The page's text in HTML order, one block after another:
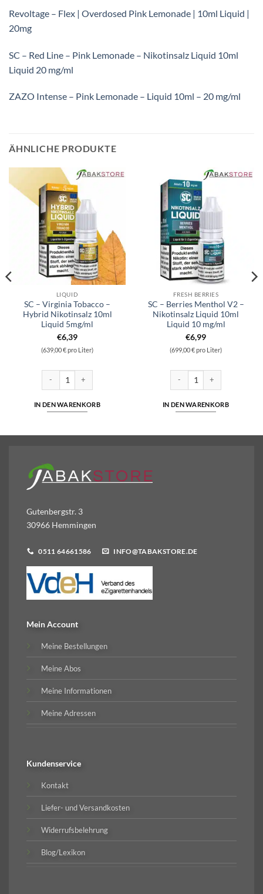
Revoltage – Flex | Overdosed Pink Lemonade | 10ml Liquid |
20mg
SC – Red Line – Pink Lemonade – Nikotinsalz Liquid 10ml
Liquid 20 mg/ml
ZAZO Intense – Pink Lemonade – Liquid 10ml – 20 mg/ml
ÄHNLICHE PRODUKTE
LIQUID
SC – Virginia Tobacco –
Hybrid Nikotinsalz 10ml
Liquid 5mg/ml
€6,39
(639,00 € pro Liter)
IN DEN WARENKORB
FRESH BERRIES
SC – Berries Menthol V2 –
Nikotinsalz Liquid 10ml
Liquid 10 mg/ml
€6,99
(699,00 € pro Liter)
IN DEN WARENKORB
Gutenbergstr. 3
30966 Hemmingen
0511 64661586 INFO@TABAKSTORE.DE
Mein Account
Meine Bestellungen
Meine Abos
Meine Informationen
Meine Adressen
Kundenservice
Kontakt
Liefer- und Versandkosten
Widerrufsbelehrung
Blog/Lexikon